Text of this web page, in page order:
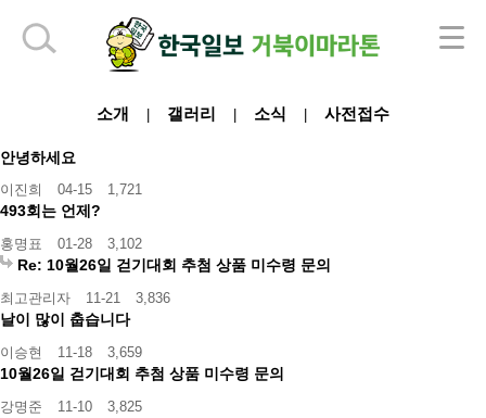
소개 갤러리 소식 사전접수
안녕하세요
이진희 04-15 1,721
493회는 언제?
홍명표 01-28 3,102
Re: 10월26일 걷기대회 추첨 상품 미수령 문의
최고관리자 11-21 3,836
날이 많이 춥습니다
이승현 11-18 3,659
10월26일 걷기대회 추첨 상품 미수령 문의
강명준 11-10 3,825
하단 영역